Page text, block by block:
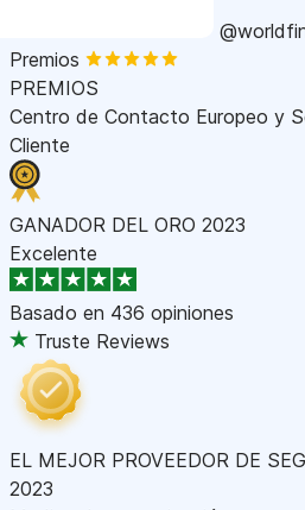
Premios
PREMIOS
Centro de Contacto Europeo y
Cliente
GANADOR DEL ORO 2023
Excelente
Basado en 436 opiniones
Truste Reviews
EL MEJOR PROVEEDOR DE
2023